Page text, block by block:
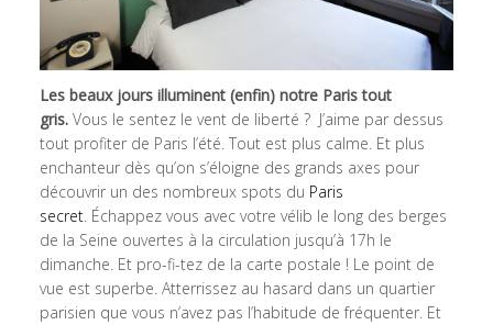
Les beaux jours illuminent (enfin) notre Paris tout
gris.Vous le sentez le vent de liberté ? J’aime par dessus
tout profiter de Paris l’été. Tout est plus calme. Et plus
enchanteur dès qu’on s’éloigne des grands axes pour
découvrir un des nombreux spots du Paris
secret. Échappez vous avec votre vélib le long des berges
de la Seine ouvertes à la circulation jusqu’à 17h le
dimanche. Et pro-fi-tez de la carte postale ! Le point de
vue est superbe. Atterrissez au hasard dans un quartier
parisien que vous n’avez pas l’habitude de fréquenter. Et